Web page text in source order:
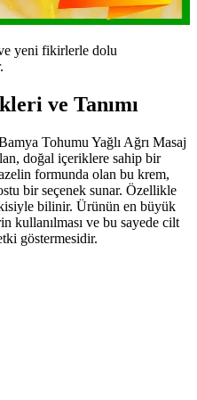
yeni fikirlerle dolu
ve Tanımı
Tohumu Yağlı Ağrı Masaj
doğal içeriklere sahip bir
formunda olan bu krem,
bir seçenek sunar. Özellikle
bilinir. Ürünün en büyük
kullanılması ve bu sayede cilt
göstermesidir.